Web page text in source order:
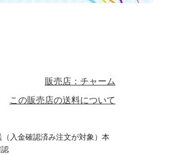
販売店：チャーム
この販売店の送料について
入金確認済み注文が対象）本